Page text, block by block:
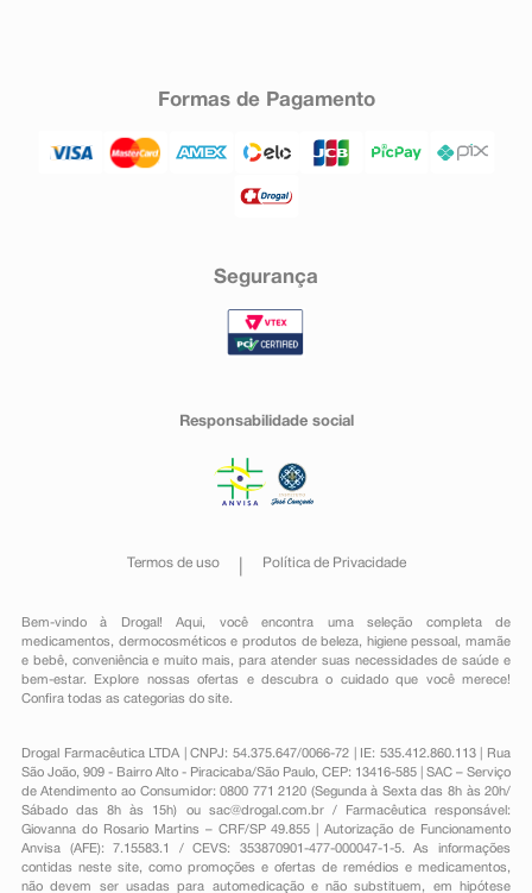
Formas de Pagamento
Segurança
Responsabilidade social
Termos de uso Política de Privacidade
Bem-vindo à Drogal! Aqui, você encontra uma seleção completa de
medicamentos , dermocosméticos e produtos de beleza, higiene pessoal ,mamãe
e bebê, conveniênciae muito mais, para atender suas necessidades de saúde e
bem-estar. Explore nossas ofertas e descubra o cuidado que você merece!
Confira todas as categorias do site.
Drogal Farmacêutica LTDA | CNPJ: 54.375.647/0066-72 | IE: 535.412.860.113 | Rua
São João, 909 - Bairro Alto - Piracicaba/São Paulo, CEP: 13416-585 | SAC – Serviço
de Atendimento ao Consumidor: 0800 771 2120 (Segunda à Sexta das 8h às 20h/
Sábado das 8h às 15h) ou sac@drogal.com.br/ Farmacêutica responsável:
Giovanna do Rosario Martins – CRF/SP 49.855 | Autorização de Funcionamento
Anvisa (AFE): 7.15583.1 / CEVS: 353870901-477-000047-1-5. As informações
contidas neste site, como promoções e ofertas de remédios e medicamentos,
não devem ser usadas para automedicação e não substituem, em hipótese